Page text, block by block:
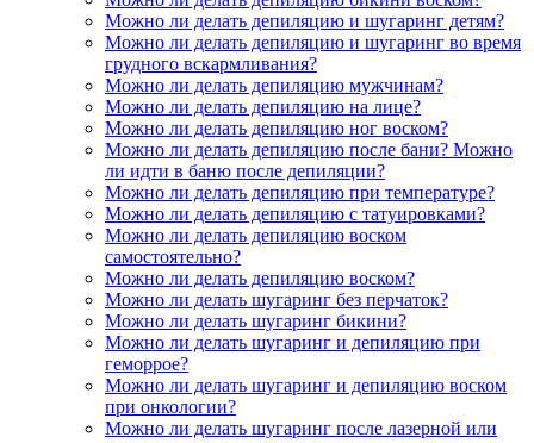
Можно ли делать депиляцию и шугаринг детям?
Можно ли делать депиляцию и шугаринг во время
грудного вскармливания?
Можно ли делать депиляцию мужчинам?
Можно ли делать депиляцию на лице?
Можно ли делать депиляцию ног воском?
Можно ли делать депиляцию после бани? Можно
ли идти в баню после депиляции?
Можно ли делать депиляцию при температуре?
Можно ли делать депиляцию с татуировками?
Можно ли делать депиляцию воском
самостоятельно?
Можно ли делать депиляцию воском?
Можно ли делать шугаринг без перчаток?
Можно ли делать шугаринг бикини?
Можно ли делать шугаринг и депиляцию при
геморрое?
Можно ли делать шугаринг и депиляцию воском
при онкологии?
Можно ли делать шугаринг после лазерной или